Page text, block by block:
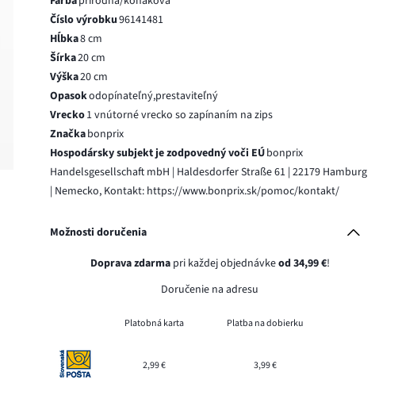
Číslo výrobku96141481
Hĺbka8 cm
Šírka20 cm
Výška20 cm
Opasokodopínateľný,prestaviteľný
Vrecko1 vnútorné vrecko so zapínaním na zips
Značkabonprix
Hospodársky subjekt je zodpovedný voči EÚbonprix
Handelsgesellschaft mbH | Haldesdorfer Straße 61 | 22179 Hamburg
| Nemecko, Kontakt: https://www.bonprix.sk/pomoc/kontakt/
Možnosti doručenia
Doprava zdarmapri každej objednávkeod 34,99 €!
Doručenie na adresu
Platobná karta Platba na dobierku
2,99 € 3,99 €